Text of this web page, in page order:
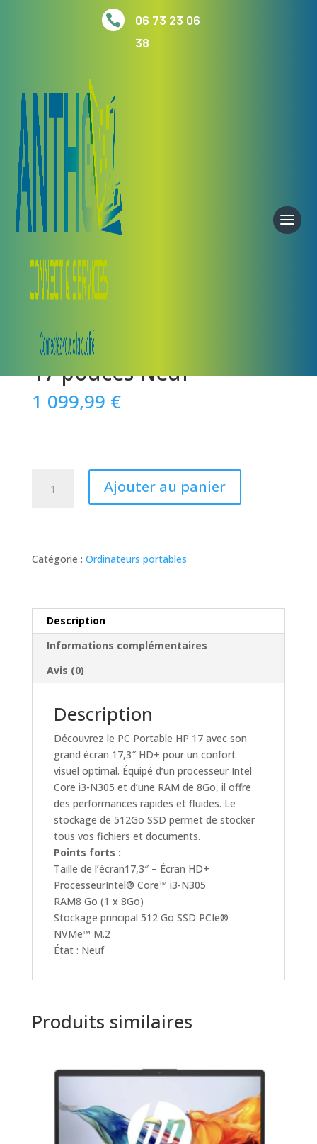

06 73 23 06
38
Accueil Ordinateurs portables
HP 17 pouces Neuf
Ordinateur portable HP
17 pouces Neuf
1 099,99 €
17
Ajouter au panier
Catégorie : Ordinateurs portables
Description
Informations complémentaires
Avis (0)
Description
Découvrez le PC Portable HP 17 avec son
grand écran 17,3″ HD+ pour un confort
visuel optimal. Équipé d’un processeur Intel
Core i3-N305 et d’une RAM de 8Go, il offre
des performances rapides et fluides. Le
stockage de 512Go SSD permet de stocker
tous vos fichiers et documents.
Points forts :
Taille de l’écran17,3″ – Écran HD+
ProcesseurIntel® Core™ i3-N305
RAM8 Go (1 x 8Go)
Stockage principal 512 Go SSD PCIe®
NVMe™ M.2
État : Neuf
Produits similaires